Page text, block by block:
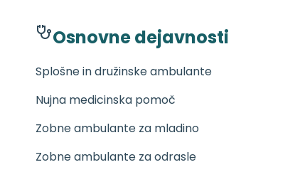
Osnovne dejavnosti
Splošne in družinske ambulante
Nujna medicinska pomoč
Zobne ambulante za mladino
Zobne ambulante za odrasle